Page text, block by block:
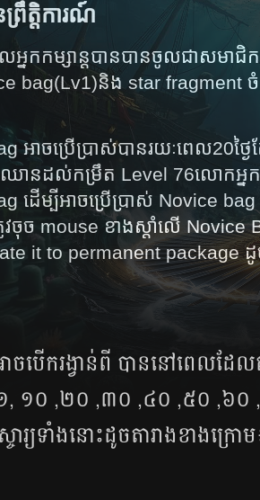
រឹត្តិការណ៍
អ្នកកម្សាន្តបានបានចូលជាសមា
bag(Lv1)​និង star fragment
អាចប្រើប្រាស់បានរយៈពេល20ថ្ង
នដល់កម្រឹត Level 76​លោកអ្នកធ្
ដើម្បីអាចប្រើប្រាស់​ Novice
ចុច​​ mouse ខាងស្តាំលើ Novice
it to permanent package ដូ
ចបើករង្វាន់ពី បាននៅពេលដែ
, ១០ ,២០ ,៣០ ,៤០ ,៥០ ,៦
ារ្យ​ទាំង​នោះ​​ដូចតារាងខាងក្រោ